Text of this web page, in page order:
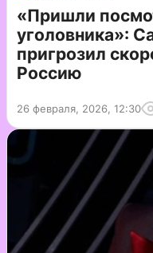
«Пришли
уголовника»:
пригрозил
Россию
26 февраля, 2026, 12:30